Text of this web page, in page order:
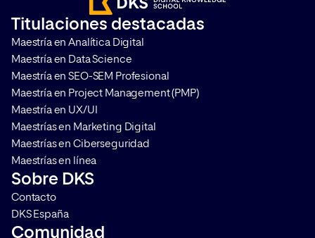
Titulaciones destacadas
Maestría en Analítica Digital
Maestría en Data Science
Maestría en SEO-SEM Profesional
Maestría en Project Management (PMP)
Maestría en UX/UI
Maestrías en Marketing Digital
Maestrías en Ciberseguridad
Maestrías en línea
Sobre DKS
Contacto
DKS España
Comunidad